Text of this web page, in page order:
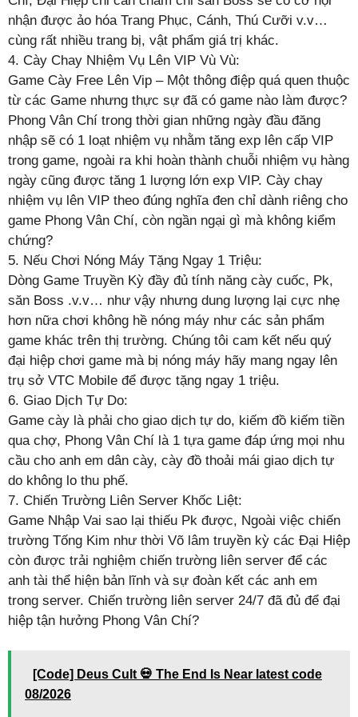
nhận được ảo hóa Trang Phục, Cánh, Thú Cưỡi v.v…
cùng rất nhiều trang bị, vật phẩm giá trị khác.
4. Cày Chay Nhiệm Vụ Lên VIP Vù Vù:
Game Cày Free Lên Vip – Một thông điệp quá quen thuộc
từ các Game nhưng thực sự đã có game nào làm được?
Phong Vân Chí trong thời gian những ngày đầu đăng
nhập sẽ có 1 loạt nhiệm vụ nhằm tăng exp lên cấp VIP
trong game, ngoài ra khi hoàn thành chuỗi nhiệm vụ hàng
ngày cũng được tăng 1 lượng lớn exp VIP. Cày chay
nhiệm vụ lên VIP theo đúng nghĩa đen chỉ dành riêng cho
game Phong Vân Chí, còn ngần ngại gì mà không kiểm
chứng?
5. Nếu Chơi Nóng Máy Tặng Ngay 1 Triệu:
Dòng Game Truyền Kỳ đầy đủ tính năng cày cuốc, Pk,
săn Boss .v.v… như vậy nhưng dung lượng lại cực nhẹ
hơn nữa chơi không hề nóng máy như các sản phẩm
game khác trên thị trường. Chúng tôi cam kết nếu quý
đại hiệp chơi game mà bị nóng máy hãy mang ngay lên
trụ sở VTC Mobile để được tặng ngay 1 triệu.
6. Giao Dịch Tự Do:
Game cày là phải cho giao dịch tự do, kiếm đồ kiếm tiền
qua chợ, Phong Vân Chí là 1 tựa game đáp ứng mọi nhu
cầu cho anh em dân cày, cày đồ thoải mái giao dịch tự
do không lo thu phế.
7. Chiến Trường Liên Server Khốc Liệt:
Game Nhập Vai sao lại thiếu Pk được, Ngoài việc chiến
trường Tống Kim như thời Võ lâm truyền kỳ các Đại Hiệp
còn được trải nghiệm chiến trường liên server để các
anh tài thể hiện bản lĩnh và sự đoàn kết các anh em
trong server. Chiến trường liên server 24/7 đã đủ để đại
hiệp tận hưởng Phong Vân Chí?
[Code] Deus Cult 💀 The End Is Near latest code
08/2026